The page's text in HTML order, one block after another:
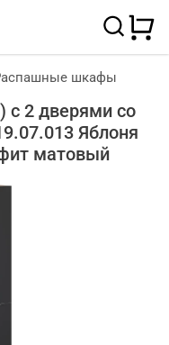
шкафы
2 дверями со
Яблоня
матовый